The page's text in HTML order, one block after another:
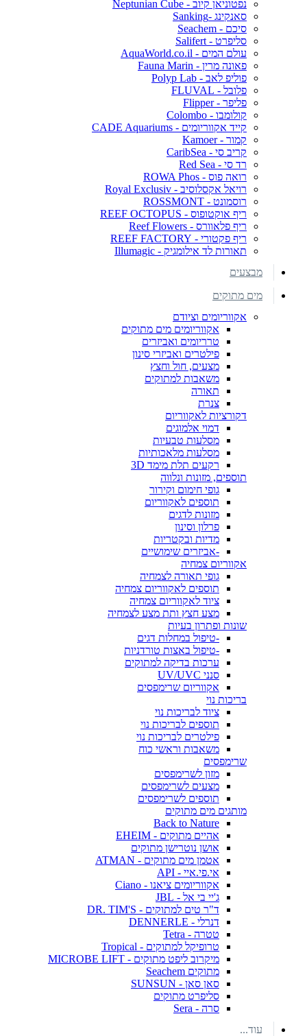
נפטוניאן קיוב - Neptunian Cube
סאנקינג -Sanking
סיכם - Seachem
סליפרט - Salifert
עולם המים - AquaWorld.co.il
פאונה מרין - Fauna Marin
פוליפ לאב - Polyp Lab
פלובל - FLUVAL
פליפר - Flipper
קולומבו - Colombo
קייד אקווריומים - CADE Aquariums
קמור - Kamoer
קריב סי - CaribSea
רד סי - Red Sea
רואה פוס - ROWA Phos
רויאל אקסלוסיב - Royal Exclusiv
רוסמונט - ROSSMONT
ריף אוקטופוס - REEF OCTOPUS
ריף פלאוורס - Reef Flowers
ריף פקטורי - REEF FACTORY
תאורות לד אילומגיק - Illumagic
מבצעים
מים מתוקים
אקווריומים וציודם
אקווריומים מים מתוקים
טרריומים ואביזרים
פילטרים ואביזרי סינון
מצעים, חול וחצץ
משאבות למתוקים
תאורה
צנרת
דקורציות לאקווריום
דמוי אלמוגים
מסלעות טבעיות
מסלעות מלאכותיות
רקעים תלת מימד 3D
תוספים, מזונות ונלווה
גופי חימום וקירור
תוספים לאקווריום
מזונות לדגים
פרלון וסינון
מדיות ובקטריות
-אביזרים שימושיים
אקווריום צמחיה
גופי תאורה לצמחיה
תוספים לאקווריום צמחיה
ציוד לאקווריום צמחיה
מצע חצץ ותת מצע לצמחיה
שונות ופתרון בעיות
-טיפול במחלות דגים
-טיפול באצות טורדניות
ערכות בדיקה למתוקים
סנני UV/UVC
אקווריום שרימפסים
בריכות נוי
ציוד לבריכות נוי
תוספים לבריכות נוי
פילטרים לבריכות נוי
משאבות וראשי כוח
שרימפסים
מזון לשרימפסים
מצעים לשרימפסים
תוספים לשרימפסים
מותגים מים מתוקים
Back to Nature
אהיים מתוקים - EHEIM
אושן נוטרישן מתוקים
אטמן מים מתוקים - ATMAN
אי.פי.איי - API
אקווריומים ציאנו - Ciano
ג'יי בי אל - JBL
ד"ר טים למתוקים - DR. TIM'S
דנרלי - DENNERLE
טטרה - Tetra
טרופיקל למתוקים - Tropical
מיקרוב ליפט מתוקים - MICROBE LIFT
מתוקים Seachem
סאן סאן - SUNSUN
סליפרט מתוקים
סרה - Sera
עוד...